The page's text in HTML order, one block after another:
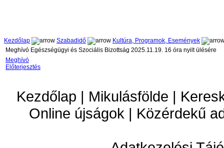
Kezdőlap Szabadidő
Kultúra, Programok, Események
Meghívó Egészségügyi és Szociális Bizottság 2025.11.19. 16 óra nyilt ülésére
Meghívó
Előterjesztés
Kezdőlap | Mikulásfölde |
Online újságok | Közérdekű